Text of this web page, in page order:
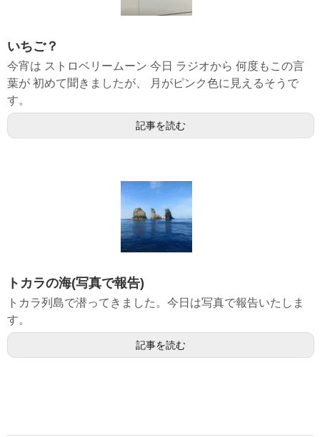
いちご？
今宵は ストロベリームーン 今日 ラジオから 何度もこの言
葉が 初めて聞きましたが、 月がピンク色に見えるそうで
す。
記事を読む
トカラの海(写真で報告)
トカラ列島で潜ってきました。今日は写真で報告いたしま
す。
記事を読む